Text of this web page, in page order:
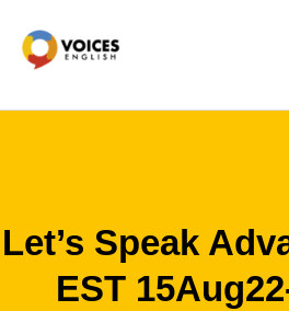
content
Let’s Speak
EST